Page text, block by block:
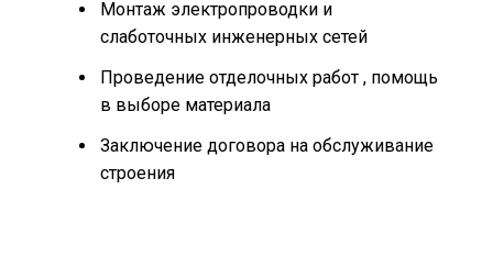
Монтаж электропроводки и
слаботочных инженерных сетей
Проведение отделочных работ , помощь
в выборе материала
Заключение договора на обслуживание
строения